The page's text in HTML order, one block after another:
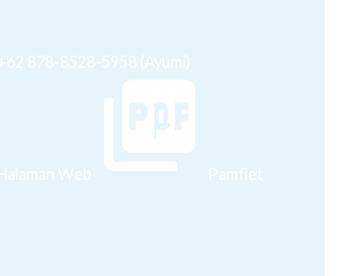
+62 878-8528-5958 (Ayumi)
Web Pamflet